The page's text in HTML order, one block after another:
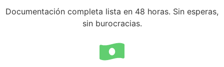
Documentación completa lista en 48 horas. Sin esperas,
sin burocracias.